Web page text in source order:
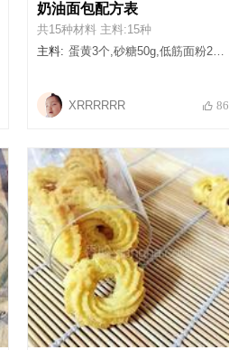
奶油面包配方表
共15种材料 主料:15种
主料: 蛋黄3个,砂糖50g,低筋面粉20g,牛奶250ml,黄油15g,高筋面粉300g,低筋面粉80g,盐5g,砂糖60g,温水60ml,温牛奶80ml,温奶油20ml,鸡蛋80g,黄油40g,干酵母5g
XRRRRRR 86